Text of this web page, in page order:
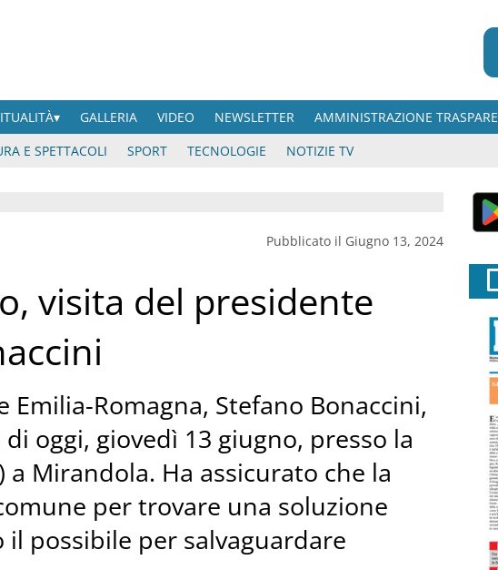
GALLERIA VIDEO NEWSLETTER AMMINISTRAZIONE
E SPETTACOLI SPORT TECNOLOGIE NOTIZIE TV
Pubblicato il Giugno 13, 2024
visita del presidente
Romagna, Stefano Bonaccini,
oggi, giovedì 13 giugno, presso la
a Mirandola. Ha assicurato che la
per trovare una soluzione
possibile per salvaguardare